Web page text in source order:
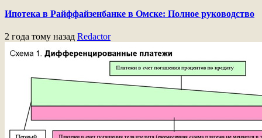
Ипотека в Райффайзенбанке в Омске: Полное руководство
2 года тому назад Redactor